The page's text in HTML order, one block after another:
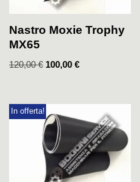
Nastro Moxie Trophy
MX65
120,00€ 100,00 €
In offerta!